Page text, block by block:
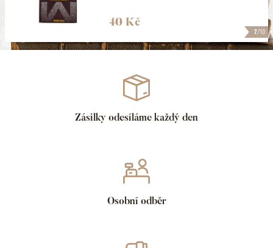
7/10
40 Kč
Zásilky odesíláme každý den
Osobní odběr